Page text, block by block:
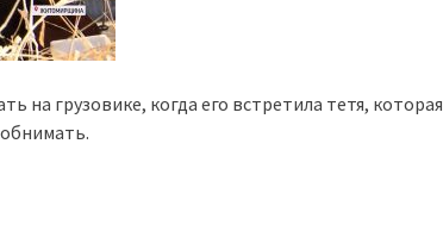
на грузовике, когда его встретила тетя, которая